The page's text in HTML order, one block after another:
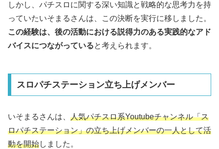
しかし、パチスロに関する深い知識と戦略的な思考力を持
っていたいそまるさんは、この決断を実行に移しました。
この経験は、後の活動における説得力のある実践的なアド
バイスにつながっていると考えられます。
スロパチステーション立ち上げメンバー
いそまるさんは、 人気パチスロ系Youtubeチャンネル「ス
ロパチステーション」の立ち上げメンバーの一人として活
動を開始しました。